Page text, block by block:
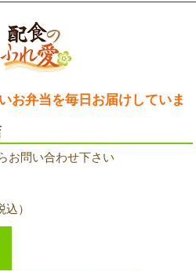
お弁当を毎日お届けしていま
お問い合わせ下さい
）